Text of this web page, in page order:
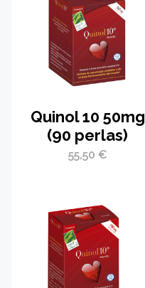
Quinol 10 50mg
(90 perlas)
55,50 €